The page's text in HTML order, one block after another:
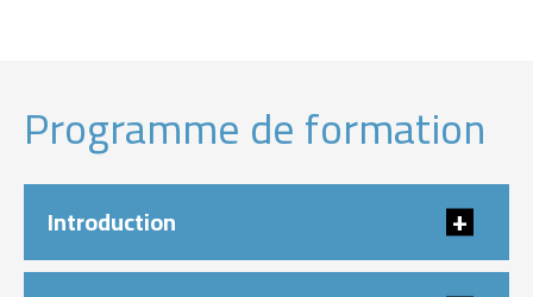
Programme de formation
Introduction